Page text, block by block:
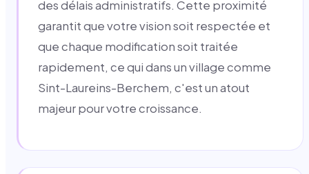
des délais administratifs. Cette proximité
garantit que votre vision soit respectée et
que chaque modification soit traitée
rapidement, ce qui dans un village comme
Sint-Laureins-Berchem, c'est un atout
majeur pour votre croissance.